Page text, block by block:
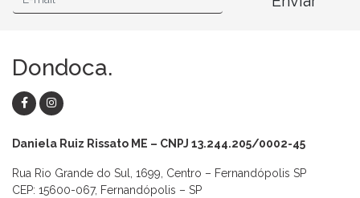
Dondoca.
Daniela Ruiz Rissato ME – CNPJ 13.244.205/0002-45
Rua Rio Grande do Sul, 1699, Centro – Fernandópolis SP
CEP: 15600-067, Fernandópolis – SP